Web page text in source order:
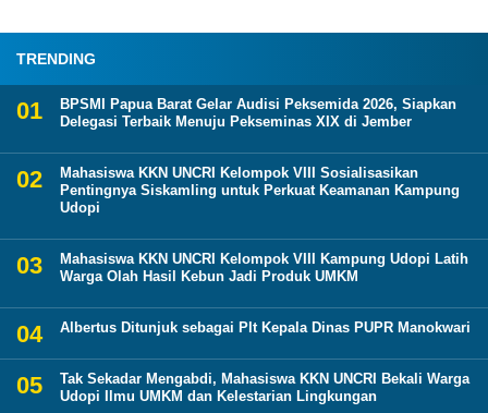
TRENDING
BPSMI Papua Barat Gelar Audisi Peksemida 2026, Siapkan
Delegasi Terbaik Menuju Pekseminas XIX di Jember
Mahasiswa KKN UNCRI Kelompok VIII Sosialisasikan
Pentingnya Siskamling untuk Perkuat Keamanan Kampung
Udopi
Mahasiswa KKN UNCRI Kelompok VIII Kampung Udopi Latih
Warga Olah Hasil Kebun Jadi Produk UMKM
Albertus Ditunjuk sebagai Plt Kepala Dinas PUPR Manokwari
Tak Sekadar Mengabdi, Mahasiswa KKN UNCRI Bekali Warga
Udopi Ilmu UMKM dan Kelestarian Lingkungan